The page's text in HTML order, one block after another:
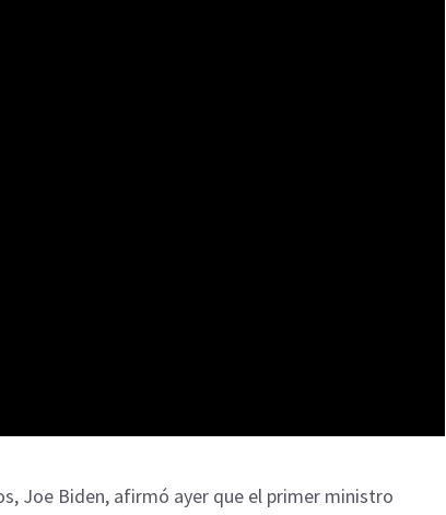
Joe Biden, afirmó ayer que el primer ministro